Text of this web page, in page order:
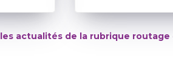
actualités de la rubrique routage